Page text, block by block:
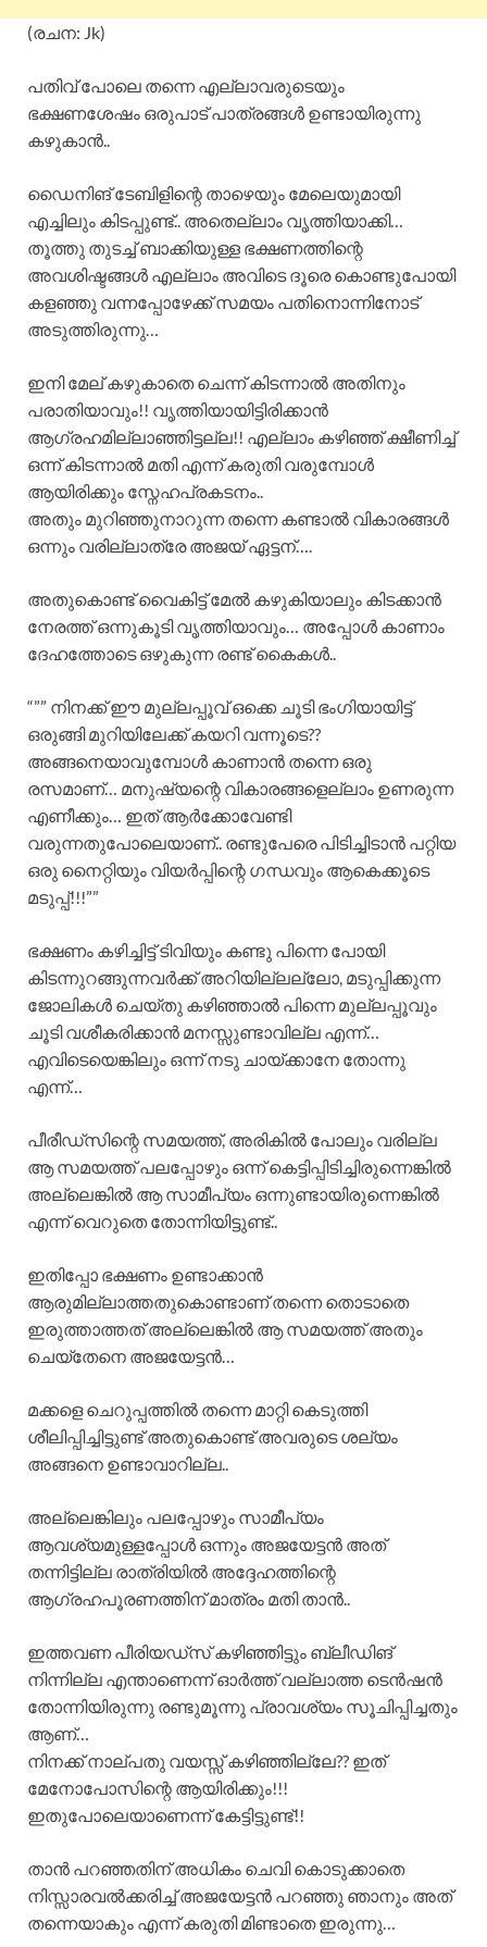
(രചന: Jk)
പതിവ് പോലെ തന്നെ എല്ലാവരുടെയും
ഭക്ഷണശേഷം ഒരുപാട് പാത്രങ്ങൾ ഉണ്ടായിരുന്നു
കഴുകാൻ..
ഡൈനിങ് ടേബിളിന്റെ താഴെയും മേലെയുമായി
എച്ചിലും കിടപ്പുണ്ട്.. അതെല്ലാം വൃത്തിയാക്കി…
തൂത്തു തുടച്ച് ബാക്കിയുള്ള ഭക്ഷണത്തിന്റെ
അവശിഷ്ടങ്ങൾ എല്ലാം അവിടെ ദൂരെ കൊണ്ടുപോയി
കളഞ്ഞു വന്നപ്പോഴേക്ക് സമയം പതിനൊന്നിനോട്
അടുത്തിരുന്നു…
ഇനി മേല് കഴുകാതെ ചെന്ന് കിടന്നാൽ അതിനും
പരാതിയാവും!! വൃത്തിയായിട്ടിരിക്കാൻ
ആഗ്രഹമില്ലാഞ്ഞിട്ടല്ല!! എല്ലാം കഴിഞ്ഞ് ക്ഷീണിച്ച്
ഒന്ന് കിടന്നാൽ മതി എന്ന് കരുതി വരുമ്പോൾ
ആയിരിക്കും സ്നേഹപ്രകടനം..
അതും മുറിഞ്ഞുനാറുന്ന തന്നെ കണ്ടാൽ വികാരങ്ങൾ
ഒന്നും വരില്ലാത്രേ അജയ് ഏട്ടന്….
അതുകൊണ്ട് വൈകിട്ട് മേൽ കഴുകിയാലും കിടക്കാൻ
നേരത്ത് ഒന്നുകൂടി വൃത്തിയാവും… അപ്പോൾ കാണാം
ദേഹത്തോടെ ഒഴുകുന്ന രണ്ട് കൈകൾ..
“”” നിനക്ക് ഈ മുല്ലപ്പൂവ് ഒക്കെ ചൂടി ഭംഗിയായിട്ട്
ഒരുങ്ങി മുറിയിലേക്ക് കയറി വന്നൂടെ??
അങ്ങനെയാവുമ്പോൾ കാണാൻ തന്നെ ഒരു
രസമാണ്… മനുഷ്യന്റെ വികാരങ്ങളെല്ലാം ഉണരുന്ന
എണീക്കും… ഇത് ആർക്കോവേണ്ടി
വരുന്നതുപോലെയാണ്.. രണ്ടുപേരെ പിടിച്ചിടാൻ പറ്റിയ
ഒരു നൈറ്റിയും വിയർപ്പിന്റെ ഗന്ധവും ആകെക്കൂടെ
മടുപ്പ്!!!””
ഭക്ഷണം കഴിച്ചിട്ട് ടിവിയും കണ്ടു പിന്നെ പോയി
കിടന്നുറങ്ങുന്നവർക്ക് അറിയില്ലല്ലോ, മടുപ്പിക്കുന്ന
ജോലികൾ ചെയ്തു കഴിഞ്ഞാൽ പിന്നെ മുല്ലപ്പൂവും
ചൂടി വശീകരിക്കാൻ മനസ്സുണ്ടാവില്ല എന്ന്…
എവിടെയെങ്കിലും ഒന്ന് നടു ചായ്ക്കാനേ തോന്നു
എന്ന്…
പീരീഡ്സിന്റെ സമയത്ത്, അരികിൽ പോലും വരില്ല
ആ സമയത്ത് പലപ്പോഴും ഒന്ന് കെട്ടിപ്പിടിച്ചിരുന്നെങ്കിൽ
അല്ലെങ്കിൽ ആ സാമീപ്യം ഒന്നുണ്ടായിരുന്നെങ്കിൽ
എന്ന് വെറുതെ തോന്നിയിട്ടുണ്ട്..
ഇതിപ്പോ ഭക്ഷണം ഉണ്ടാക്കാൻ
ആരുമില്ലാത്തതുകൊണ്ടാണ് തന്നെ തൊടാതെ
ഇരുത്താത്തത് അല്ലെങ്കിൽ ആ സമയത്ത് അതും
ചെയ്തേനെ അജയേട്ടൻ…
മക്കളെ ചെറുപ്പത്തിൽ തന്നെ മാറ്റി കെടുത്തി
ശീലിപ്പിച്ചിട്ടുണ്ട് അതുകൊണ്ട് അവരുടെ ശല്യം
അങ്ങനെ ഉണ്ടാവാറില്ല..
അല്ലെങ്കിലും പലപ്പോഴും സാമീപ്യം
ആവശ്യമുള്ളപ്പോൾ ഒന്നും അജയേട്ടൻ അത്
തന്നിട്ടില്ല രാത്രിയിൽ അദ്ദേഹത്തിന്റെ
ആഗ്രഹപൂരണത്തിന് മാത്രം മതി താൻ..
ഇത്തവണ പീരിയഡ്സ് കഴിഞ്ഞിട്ടും ബ്ലീഡിങ്
നിന്നില്ല എന്താണെന്ന് ഓർത്ത് വല്ലാത്ത ടെൻഷൻ
തോന്നിയിരുന്നു രണ്ടുമൂന്നു പ്രാവശ്യം സൂചിപ്പിച്ചതും
ആണ്…
നിനക്ക് നാല്പതു വയസ്സ് കഴിഞ്ഞില്ലേ?? ഇത്
മേനോപോസിന്റെ ആയിരിക്കും!!!
ഇതുപോലെയാണെന്ന് കേട്ടിട്ടുണ്ട്!!
താൻ പറഞ്ഞതിന് അധികം ചെവി കൊടുക്കാതെ
നിസ്സാരവൽക്കരിച്ച് അജയേട്ടൻ പറഞ്ഞു ഞാനും അത്
തന്നെയാകും എന്ന് കരുതി മിണ്ടാതെ ഇരുന്നു…